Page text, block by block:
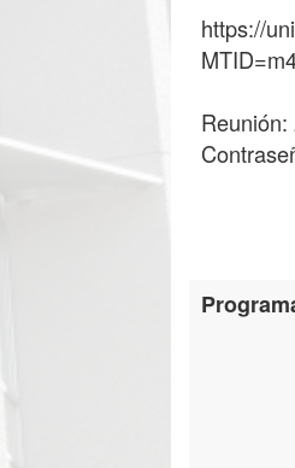
https://